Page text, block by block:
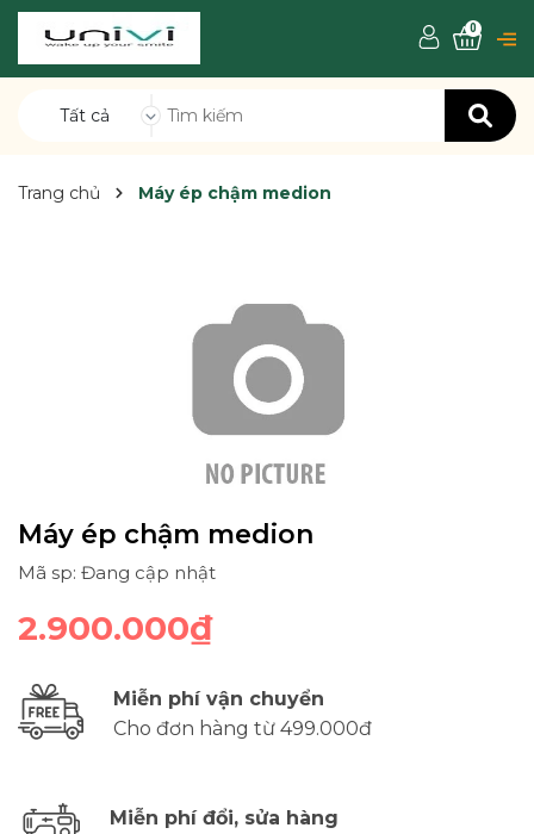
Tất cả
0
Trang chủ Máy ép chậm medion
Máy ép chậm medion
Mã sp: Đang cập nhật
2.900.000₫
Miễn phí vận chuyển
Cho đơn hàng từ 499.000đ
Miễn phí đổi, sửa hàng